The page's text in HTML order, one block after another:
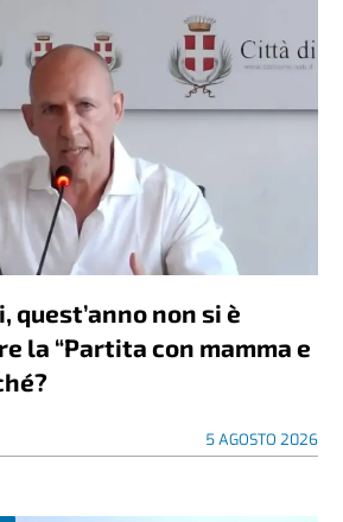
quest’anno non si è
la “Partita con mamma e
5 AGOSTO 2026